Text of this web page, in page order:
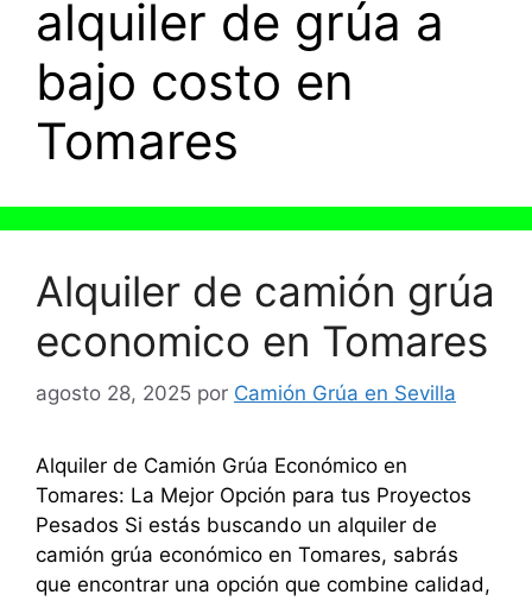
alquiler de grúa a
bajo costo en
Tomares
Alquiler de camión grúa
economico en Tomares
agosto 28, 2025 por Camión Grúa en Sevilla
Alquiler de Camión Grúa Económico en
Tomares: La Mejor Opción para tus Proyectos
Pesados Si estás buscando un alquiler de
camión grúa económico en Tomares, sabrás
que encontrar una opción que combine calidad,